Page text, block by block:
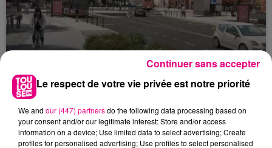
22 juillet 2026
Toulouse : circulation perturbée dans le
secteur François Verdier...
Le respect de votre vie privée est notre priorité
We and our (447) partnersdo the following data processing based on
your consent and/or our legitimate interest: Store and/or access
information on a device; Use limited data to select advertising; Create
profiles for personalised advertising; Use profiles to select personalised
Continuer sans accepter